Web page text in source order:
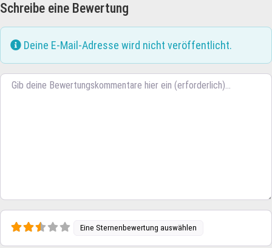
Schreibe eine Bewertung
Deine E-Mail-Adresse wird nicht veröffentlicht.
Rezensionstext
Eine Sternenbewertung auswählen